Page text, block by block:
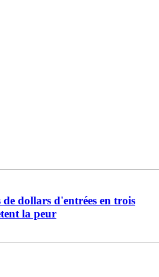
dollars d'entrées en trois
la peur